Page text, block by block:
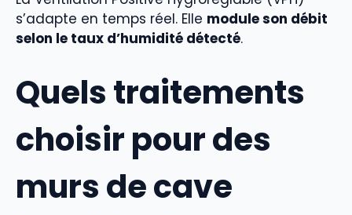
s’adapte en temps réel. Elle module son débit
selon le taux d’humidité détecté.
Quels traitements
choisir pour des
murs de cave